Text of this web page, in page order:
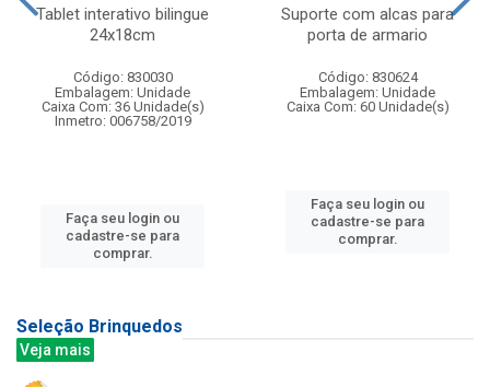
Tablet interativo bilingue
24x18cm
Código: 830030
Embalagem: Unidade
Caixa Com: 36 Unidade(s)
Inmetro: 006758/2019
Faça seu login ou
cadastre-se para
comprar.
Suporte com alcas para
porta de armario
Código: 830624
Embalagem: Unidade
Caixa Com: 60 Unidade(s)
Faça seu login ou
cadastre-se para
comprar.
Seleção Brinquedos
Veja mais